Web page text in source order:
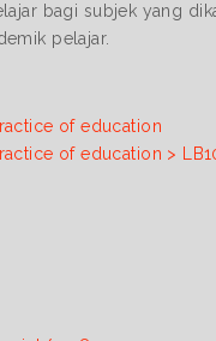
bagi subjek yang
pelajar.
of education
of education >